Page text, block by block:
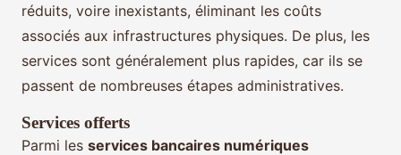
réduits, voire inexistants, éliminant les coûts
associés aux infrastructures physiques. De plus, les
services sont généralement plus rapides, car ils se
passent de nombreuses étapes administratives.
Services offerts
Parmi les services bancaires numériques